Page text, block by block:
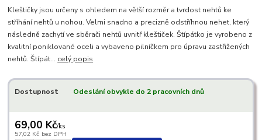
Kleštičky jsou určeny s ohledem na větší rozměr a tvrdost nehtů ke
stříhání nehtů u nohou. Velmi snadno a precizně odstříhnou nehet, který
následně zachytí ve sběrači nehtů uvnitř kleštiček. Štípátko je vyrobeno z
kvalitní poniklované oceli a vybaveno pilníčkem pro úpravu zastřižených
nehtů. Štípát... celý popis
Dostupnost Odeslání obvykle do 2 pracovních dnů
69,00 Kč/ks
57,02 Kč bez DPH